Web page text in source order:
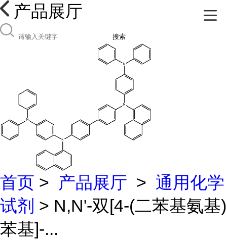
产品展厅
搜索
首页 > 产品展厅 > 通用化学
试剂 > N,N'-双[4-(二苯基氨基)
苯基]-...